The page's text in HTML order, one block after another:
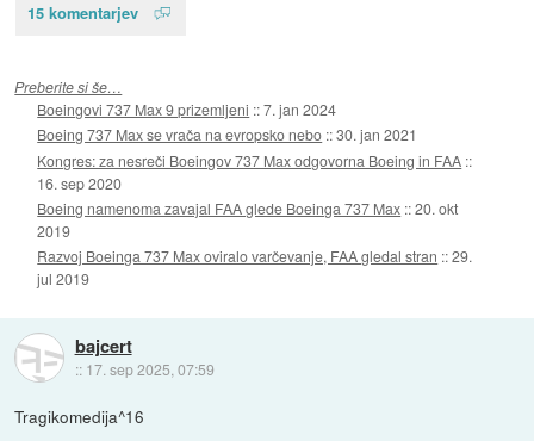
15 komentarjev
Preberite si še…
Boeingovi 737 Max 9 prizemljeni ::7. jan 2024
Boeing 737 Max se vrača na evropsko nebo ::30. jan 2021
Kongres: za nesreči Boeingov 737 Max odgovorna Boeing in FAA ::
16. sep 2020
Boeing namenoma zavajal FAA glede Boeinga 737 Max ::20. okt
2019
Razvoj Boeinga 737 Max oviralo varčevanje, FAA gledal stran ::29.
jul 2019
bajcert
:: 17. sep 2025, 07:59
Tragikomedija^16